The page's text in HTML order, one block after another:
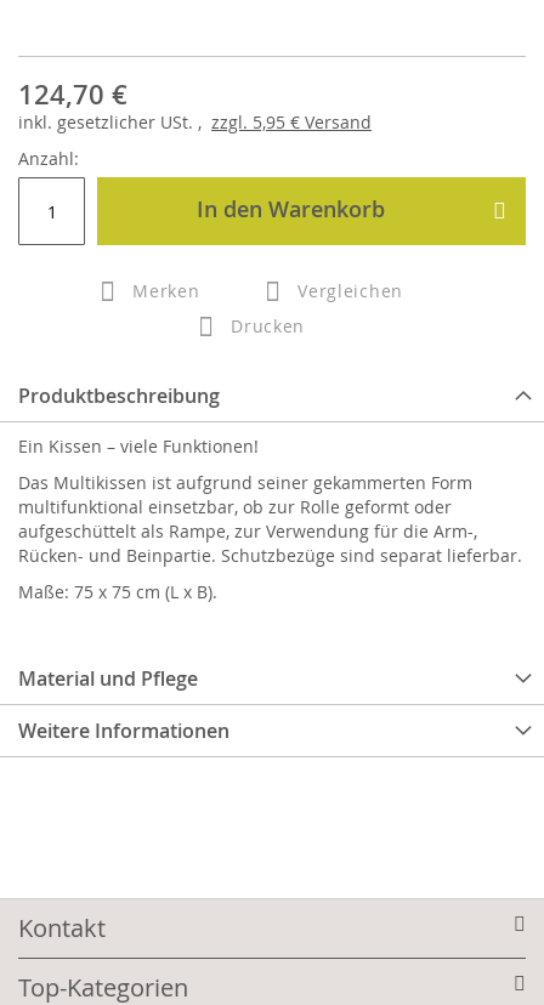
124,70 €
inkl. gesetzlicher USt. , zzgl. 5,95 € Versand
Anzahl:
In den Warenkorb
Merken
Vergleichen
Drucken
Produktbeschreibung
Material und Pflege
Weitere Informationen
Ein Kissen – viele Funktionen!
Das Multikissen ist aufgrund seiner gekammerten Form
multifunktional einsetzbar, ob zur Rolle geformt oder
aufgeschüttelt als Rampe, zur Verwendung für die Arm-,
Rücken- und Beinpartie. Schutzbezüge sind separat lieferbar.
Maße: 75 x 75 cm (L x B).
Kontakt
Top-Kategorien